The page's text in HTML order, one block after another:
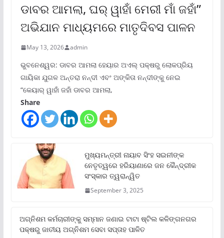
ଡାବର ଆମଲା, ଘର୍ ୱାହାଁ ମେରୀ ମାଁ ଜହାଁ”
ଅଭିଯାନ ମାଧ୍ୟମରେ ମାତୃଦିବସ ପାଳନ
May 13, 2026 admin
ଭୁବନେଶ୍ୱର: ଡାବର ଆମଲା ହେୟାର ଅଏଲ୍ ପକ୍ଷରୁ ଲୋକପ୍ରିୟ
ଗାୟିକା ଯୁଗଳ ଅନ୍ତରା ନନ୍ଦୀ ଏବଂ ଅଙ୍କିତା ନନ୍ଦୀଙ୍କୁ ନେଇ
“କେୟାର୍ ୱାହାଁ ଜହାଁ ଡାବର ଆମଲା,
Share
ମୁଖ୍ୟମନ୍ତ୍ରୀ ନାୟାବ ସିଂହ ସଇନୀଙ୍କ
ନେତୃତ୍ୱରେ ହରିୟାଣାରେ ଜନ କୈନ୍ଦ୍ରୀକ
ସଂସ୍କାର ତ୍ୱରାନ୍ୱିତ
September 3, 2025
ଅଗ୍ନିଶମ କର୍ମଚାରୀଙ୍କୁ ସମ୍ମାନ ଜଣାଇ ଟାଟା ଷ୍ଟିଲ କଳିଙ୍ଗନଗର
ପକ୍ଷରୁ ଜାତୀୟ ଅଗ୍ନିଶମ ସେବା ସପ୍ତାହ ପାଳିତ